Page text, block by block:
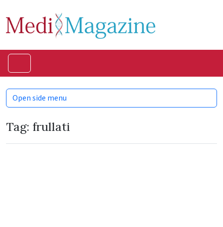
Tag: frullati
Open side menu